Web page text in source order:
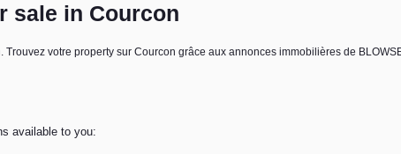
sale in Courcon
votre property sur Courcon grâce aux annonces immobilières de
available to you: